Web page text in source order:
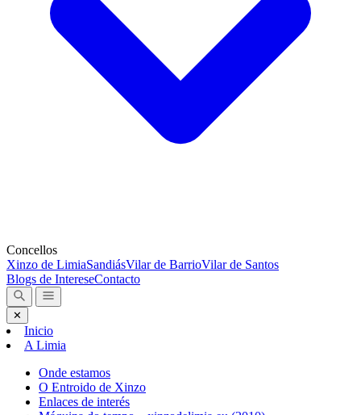
Concellos
Xinzo de LimiaSandiásVilar de BarrioVilar de Santos
Blogs de IntereseContacto
✕
Inicio
A Limia
Onde estamos
O Entroido de Xinzo
Enlaces de interés